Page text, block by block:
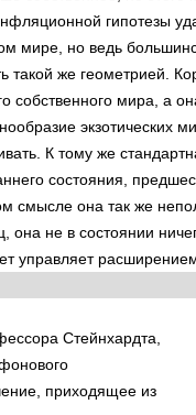
гипотезы
мире, но ведь
такой же геометрией.
собственного мира, а
экзотических
К тому же
состояния,
смысле она так же
не в состоянии
управляет
Стейнхардта,
приходящее из